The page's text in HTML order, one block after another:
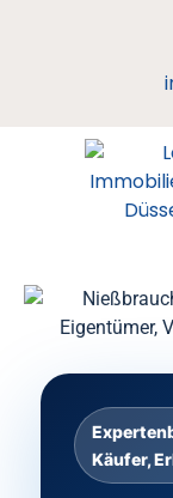
Käufer,